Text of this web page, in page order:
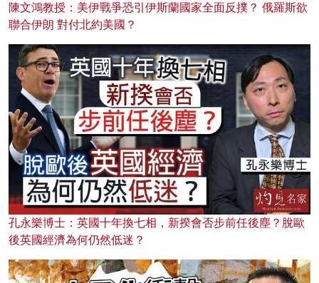
陳文鴻教授：美伊戰爭恐引伊斯蘭國家全面反撲？ 俄羅斯欲
聯合伊朗 對付北約美國？
孔永樂博士：英國十年換七相，新揆會否步前任後塵？脫歐
後英國經濟為何仍然低迷？